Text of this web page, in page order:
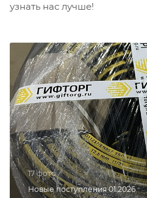
узнать нас лучше!
17 фото
Новые поступления 01.2026